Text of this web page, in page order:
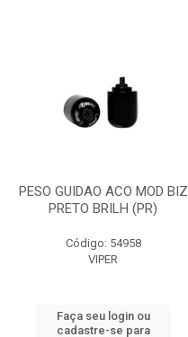
PESO GUIDAO ACO MOD BIZ
PRETO BRILH (PR)
Código: 54958
VIPER
Faça seu login ou
cadastre-se para